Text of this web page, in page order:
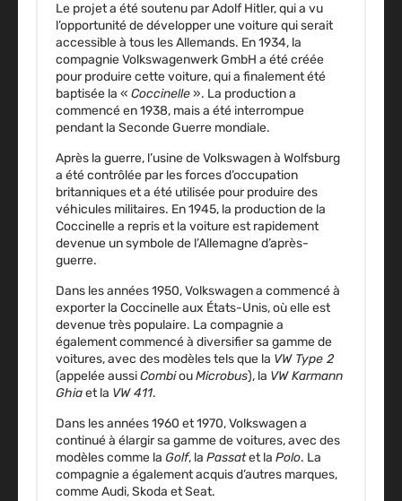
Le projet a été soutenu par Adolf Hitler, qui a vu
l’opportunité de développer une voiture qui serait
accessible à tous les Allemands. En 1934, la
compagnie Volkswagenwerk GmbH a été créée
pour produire cette voiture, qui a finalement été
baptisée la « Coccinelle». La production a
commencéen 1938, mais a été interrompue
pendant la Seconde Guerre mondiale.
Après la guerre, l’usine de Volkswagen à Wolfsburg
a été contrôlée par les forces d’occupation
britanniques et a été utilisée pour produire des
véhicules militaires. En 1945, la production de la
Coccinelle a repris et la voiture est rapidement
devenue un symbole de l’Allemagne d’après-
guerre.
Dans les années 1950, Volkswagen a commencé à
exporter la Coccinelle aux États-Unis, où elle est
devenue très populaire. La compagnie a
également commencé à diversifier sa gamme de
voitures, avec des modèles tels que la VW Type 2
(appelée aussiCombiouMicrobus), la VW Karmann
Ghiaet la VW 411.
Dans les années 1960 et 1970, Volkswagen a
continué à élargir sa gamme de voitures, avec des
modèles comme la Golf, la Passatet la Polo. La
compagnie a également acquis d’autres marques,
comme Audi, Skoda et Seat.